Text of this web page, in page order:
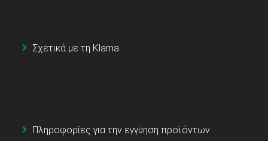
Σχετικά με τη Klarna
Πληροφορίες για την εγγύηση προϊόντων